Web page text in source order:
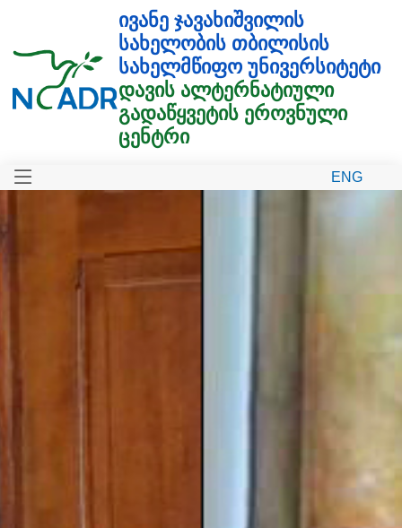
ᲘᲕᲐᲜᲔ ᲯᲐᲕᲐᲮᲘᲨᲕᲘᲚᲘᲡ
ᲡᲐᲮᲔᲚᲝᲑᲘᲡ ᲗᲑᲘᲚᲘᲡᲘᲡ
ᲡᲐᲮᲔᲚᲛᲬᲘᲤᲝ ᲣᲜᲘᲕᲔᲠᲡᲘᲢᲔᲢᲘ
ᲓᲐᲕᲘᲡ ᲐᲚᲢᲔᲠᲜᲐᲢᲘᲣᲚᲘ
ᲒᲐᲓᲐᲬᲧᲕᲔᲢᲘᲡ ᲔᲠᲝᲕᲜᲣᲚᲘ
ᲪᲔᲜᲢᲠᲘ
ENG